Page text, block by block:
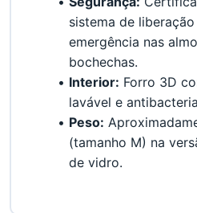
sistema de
emergência nas
bochechas.
Interior: Forro 3D
lavável e
Peso:
(tamanho M) na
de vidro.